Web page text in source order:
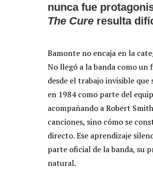
nunca fue
The Cure resulta
Bamonte no encaja en la
No llegó a la banda como un
desde el trabajo invisible
en 1984 como parte del
acompañando a Robert
canciones, sino cómo se
directo. Ese aprendizaje
parte oficial de la banda, su
natural.